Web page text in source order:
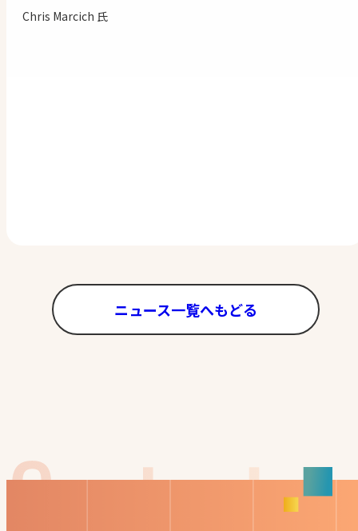
Chris Marcich 氏
ニュース一覧へもどる